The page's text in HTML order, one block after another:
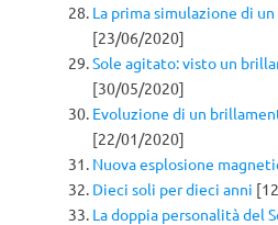
La prima simulazione di
[23/06/2020]
Sole agitato: visto un
[30/05/2020]
Evoluzione di un
[22/01/2020]
Nuova esplosione
Dieci soli per dieci anni
La doppia personalità del